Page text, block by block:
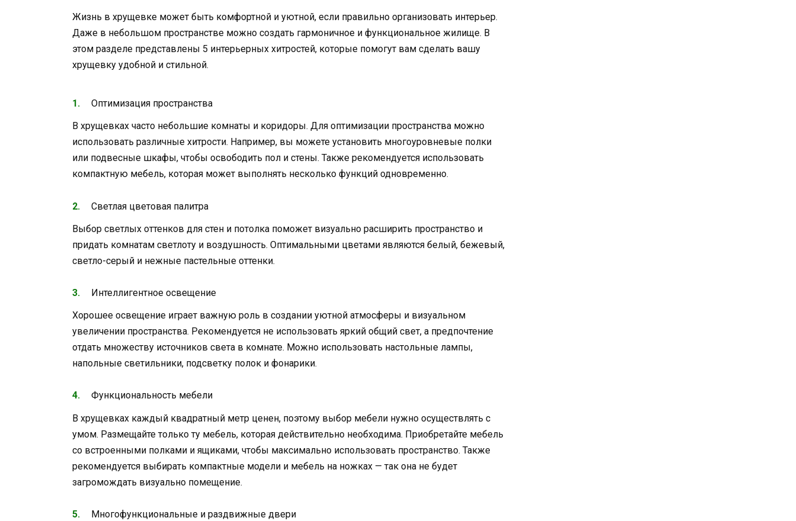
Жизнь в хрущевке может быть комфортной и уютной, если правильно организовать интерьер.
Даже в небольшом пространстве можно создать гармоничное и функциональное жилище. В
этом разделе представлены 5 интерьерных хитростей, которые помогут вам сделать вашу
хрущевку удобной и стильной.
Оптимизация пространства
В хрущевках часто небольшие комнаты и коридоры. Для оптимизации пространства можно
использовать различные хитрости. Например, вы можете установить многоуровневые полки
или подвесные шкафы, чтобы освободить пол и стены. Также рекомендуется использовать
компактную мебель, которая может выполнять несколько функций одновременно.
Светлая цветовая палитра
Выбор светлых оттенков для стен и потолка поможет визуально расширить пространство и
придать комнатам светлоту и воздушность. Оптимальными цветами являются белый, бежевый,
светло-серый и нежные пастельные оттенки.
Интеллигентное освещение
Хорошее освещение играет важную роль в создании уютной атмосферы и визуальном
увеличении пространства. Рекомендуется не использовать яркий общий свет, а предпочтение
отдать множеству источников света в комнате. Можно использовать настольные лампы,
напольные светильники, подсветку полок и фонарики.
Функциональность мебели
В хрущевках каждый квадратный метр ценен, поэтому выбор мебели нужно осуществлять с
умом. Размещайте только ту мебель, которая действительно необходима. Приобретайте мебель
со встроенными полками и ящиками, чтобы максимально использовать пространство. Также
рекомендуется выбирать компактные модели и мебель на ножках — так она не будет
загромождать визуально помещение.
Многофункциональные и раздвижные двери